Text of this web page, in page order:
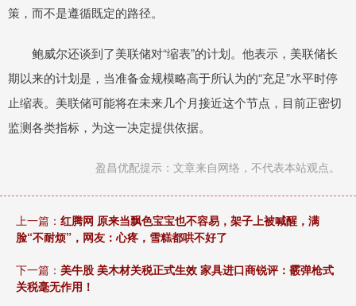
策，而不是遵循既定的路径。
鲍威尔还谈到了美联储对“缩表”的计划。他表示，美联储长
期以来的计划是，当准备金规模略高于所认为的“充足”水平时停
止缩表。美联储可能将在未来几个月接近这个节点，目前正密切
监测各类指标，为这一决定提供依据。
盈昌优配提示：文章来自网络，不代表本站观点。
上一篇： 红腾网 原来当飘色宝宝也不容易，架子上被喊醒，满
脸“不耐烦”，网友：心疼，雪糕都哄不好了
下一篇： 美牛股 美木材关税正式生效 家具进口商锐评：霰弹枪式
关税毫无作用！